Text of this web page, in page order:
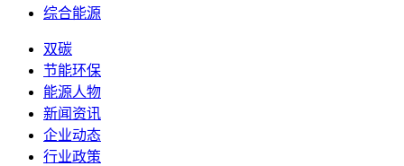
综合能源
双碳
节能环保
能源人物
新闻资讯
企业动态
行业政策